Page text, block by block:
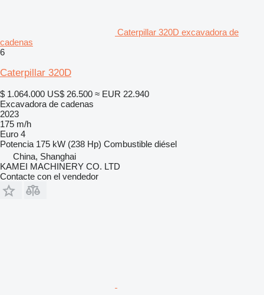
Caterpillar 320D excavadora de
cadenas
6
Caterpillar 320D
$ 1.064.000 US$ 26.500 ≈ EUR 22.940
Excavadora de cadenas
2023
175 m/h
Euro 4
Potencia 175 kW (238 Hp) Combustible diésel
China, Shanghai
KAMEI MACHINERY CO. LTD
Contacte con el vendedor